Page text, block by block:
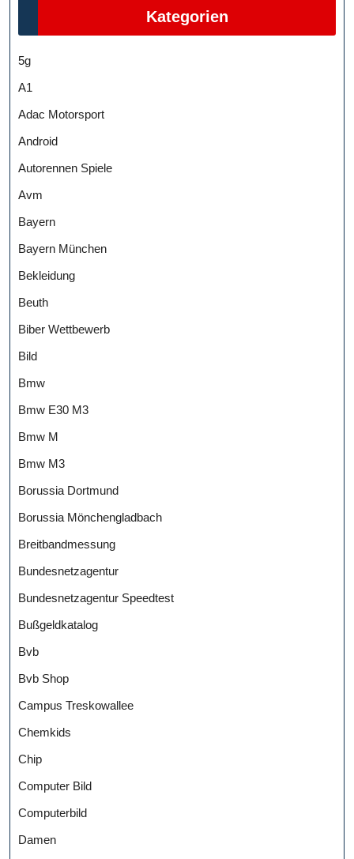
Kategorien
5g
A1
Adac Motorsport
Android
Autorennen Spiele
Avm
Bayern
Bayern München
Bekleidung
Beuth
Biber Wettbewerb
Bild
Bmw
Bmw E30 M3
Bmw M
Bmw M3
Borussia Dortmund
Borussia Mönchengladbach
Breitbandmessung
Bundesnetzagentur
Bundesnetzagentur Speedtest
Bußgeldkatalog
Bvb
Bvb Shop
Campus Treskowallee
Chemkids
Chip
Computer Bild
Computerbild
Damen